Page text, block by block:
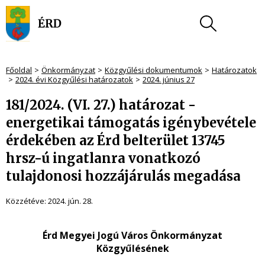
Főoldal Önkormányzat Közgyűlési dokumentumok
Határozatok
2024. évi Közgyűlési határozatok
2024. június 27
181/2024. (VI. 27.) határozat -
energetikai támogatás igénybevétele
érdekében az Érd belterület 13745
hrsz-ú ingatlanra vonatkozó
tulajdonosi hozzájárulás megadása
Közzétéve: 2024. jún. 28.
Érd Megyei Jogú Város Önkormányzat
Közgyűlésének